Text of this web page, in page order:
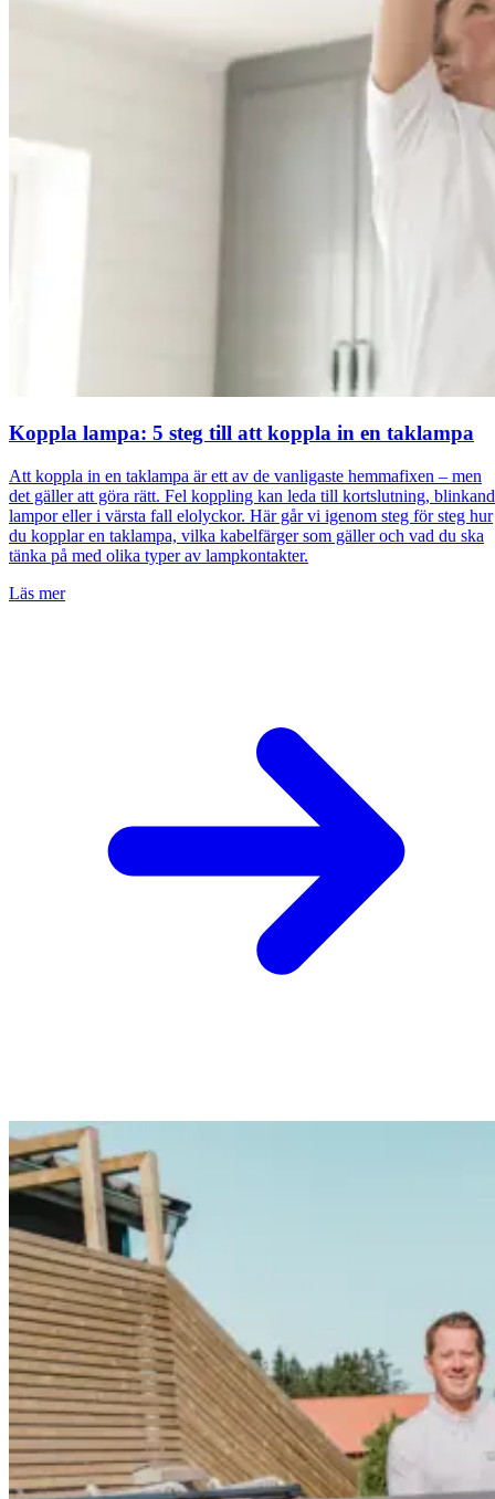
Koppla lampa: 5 steg till att koppla in en taklampa
Att koppla in en taklampa är ett av de vanligaste hemmafixen – men
det gäller att göra rätt. Fel koppling kan leda till kortslutning,
lampor eller i värsta fall elolyckor. Här går vi igenom steg för steg hur
du kopplar en taklampa, vilka kabelfärger som gäller och vad du ska
tänka på med olika typer av lampkontakter.
Läs mer